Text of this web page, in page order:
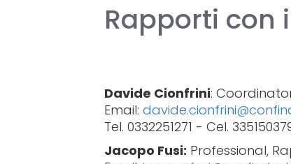
Rapporti con
Davide Cionfrini:
Email:
Tel. 0332251271 - Cel.
Jacopo Fusi: Professional,